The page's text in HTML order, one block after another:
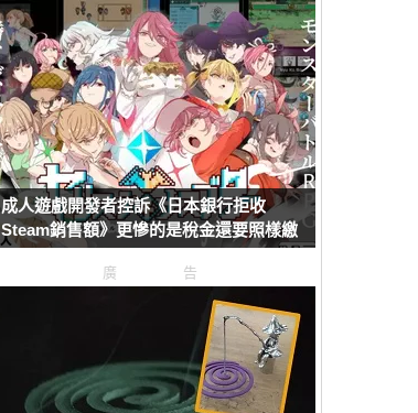
成人遊戲開發者控訴《日本銀行拒收
Steam銷售額》更慘的是稅金還要照樣繳
廣告